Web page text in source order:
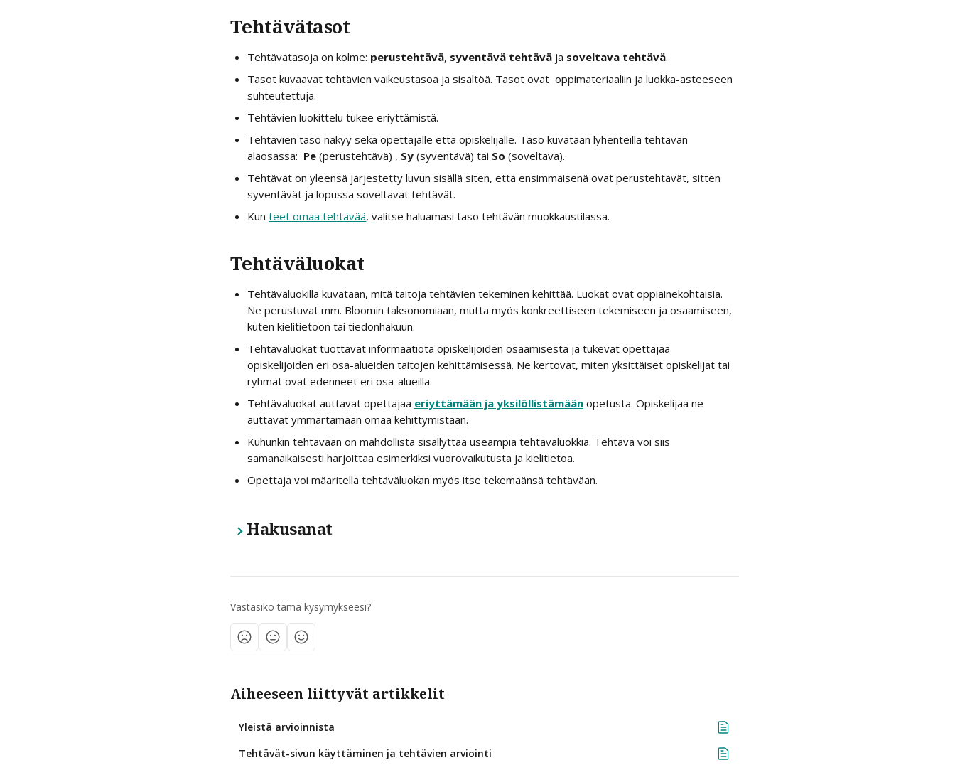
Tehtävätasot
Tehtävätasoja on kolme: perustehtävä, syventävä tehtävä ja soveltava tehtävä.
Tasot kuvaavat tehtävien vaikeustasoa ja sisältöä. Tasot ovat  oppimateriaaliin ja luokka-asteeseen
suhteutettuja.
Tehtävien luokittelu tukee eriyttämistä.
Tehtävien taso näkyy sekä opettajalle että opiskelijalle. Taso kuvataan lyhenteillä tehtävän
alaosassa: Pe (perustehtävä) , Sy (syventävä) tai So (soveltava).
Tehtävät on yleensä järjestetty luvun sisällä siten, että ensimmäisenä ovat perustehtävät, sitten
syventävät ja lopussa soveltavat tehtävät.
Kun teet omaa tehtävää, valitse haluamasi taso tehtävän muokkaustilassa.
Tehtäväluokat
Tehtäväluokilla kuvataan, mitä taitoja tehtävien tekeminen kehittää. Luokat ovat oppiainekohtaisia.
Ne perustuvat mm. Bloomin taksonomiaan, mutta myös konkreettiseen tekemiseen ja osaamiseen,
kuten kielitietoon tai tiedonhakuun.
Tehtäväluokat tuottavat informaatiota opiskelijoiden osaamisesta ja tukevat opettajaa
opiskelijoiden eri osa-alueiden taitojen kehittämisessä. Ne kertovat, miten yksittäiset opiskelijat tai
ryhmät ovat edenneet eri osa-alueilla.
Tehtäväluokat auttavat opettajaa eriyttämään ja yksilöllistämään opetusta. Opiskelijaa ne
auttavat ymmärtämään omaa kehittymistään.
Kuhunkin tehtävään on mahdollista sisällyttää useampia tehtäväluokkia. Tehtävä voi siis
samanaikaisesti harjoittaa esimerkiksi vuorovaikutusta ja kielitietoa.
Opettaja voi määritellä tehtäväluokan myös itse tekemäänsä tehtävään.
Hakusanat
Vastasiko tämä kysymykseesi?
Aiheeseen liittyvät artikkelit
Yleistä arvioinnista
Tehtävät-sivun käyttäminen ja tehtävien arviointi